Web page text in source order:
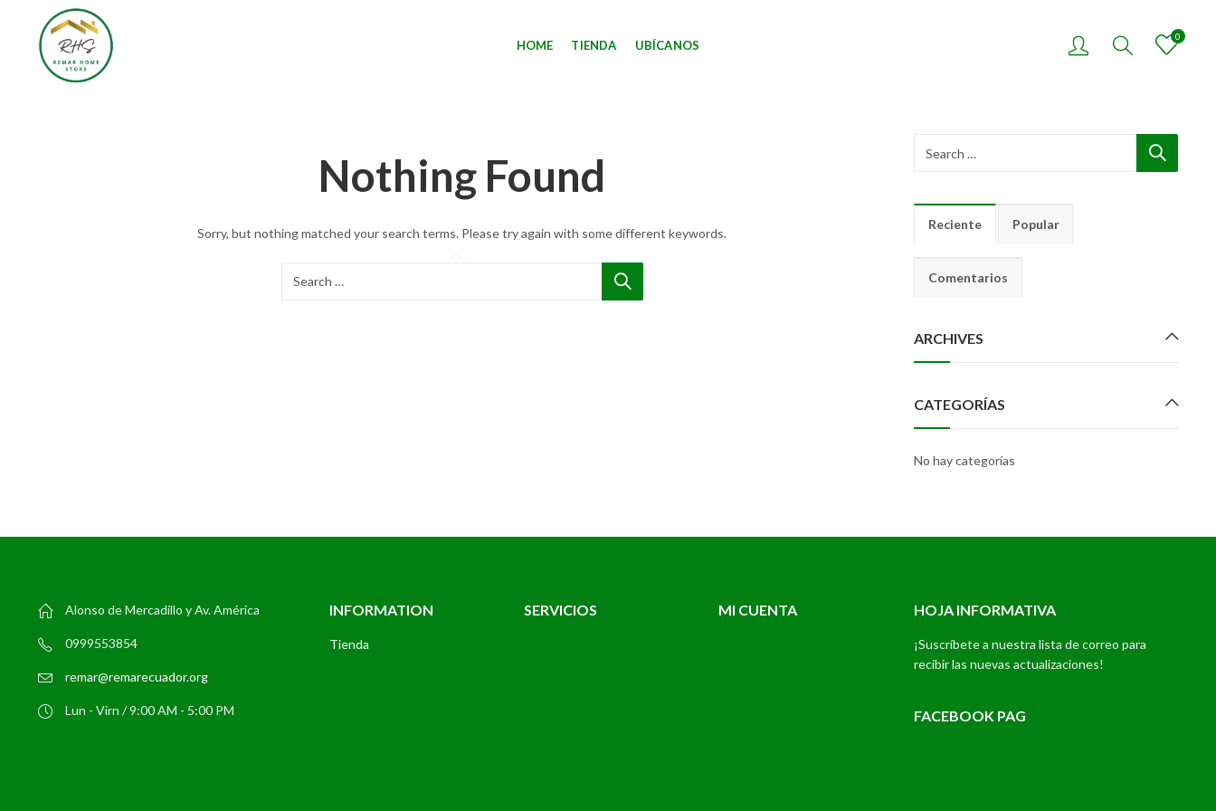
HOME TIENDA UBÍCANOS
0
Nothing Found
Sorry, but nothing matched your search terms. Please try again with some different keywords.
Reciente Popular
Comentarios
ARCHIVES
CATEGORÍAS
No hay categorías
Alonso de Mercadillo y Av. América
0999553854
remar@remarecuador.org
Lun - Virn / 9:00 AM - 5:00 PM
INFORMATION
Tienda
SERVICIOS MI CUENTA HOJA INFORMATIVA
¡Suscríbete a nuestra lista de correo para
recibir las nuevas actualizaciones!
FACEBOOK PAG